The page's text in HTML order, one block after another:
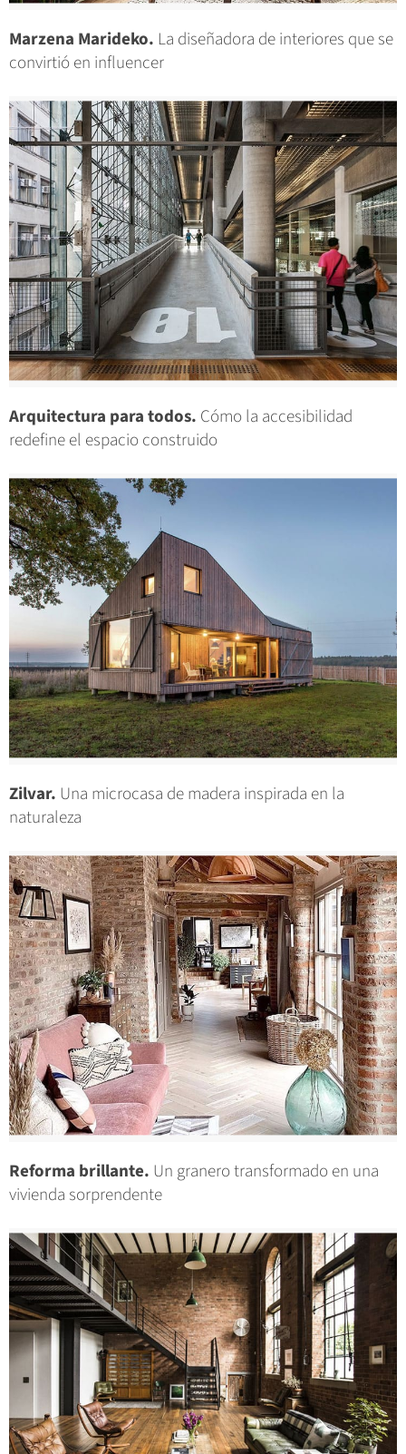
Marzena Marideko. La diseñadora de interiores que se
convirtió en influencer
Arquitectura para todos. Cómo la accesibilidad
redefine el espacio construido
Zilvar. Una microcasa de madera inspirada en la
naturaleza
Reforma brillante. Un granero transformado en una
vivienda sorprendente